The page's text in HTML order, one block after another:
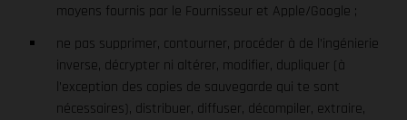
moyens fournis par le Fournisseur et Apple/Google ;
ne pas supprimer, contourner, procéder à de l’ingénierie
inverse, décrypter ni altérer, modifier, dupliquer (à
l’exception des copies de sauvegarde qui te sont
nécessaires), distribuer, diffuser, décompiler, extraire,